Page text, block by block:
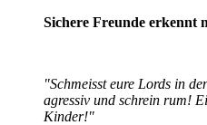
Sichere Freunde erkennt
"Schmeisst eure Lords in
agressiv und schrein rum!
Kinder!"